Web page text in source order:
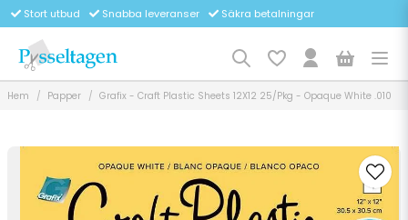
Stort utbud Snabba leveranser Säkra betalningar
Hem Papper Grafix - Craft Plastic Sheets 12X12 25/Pkg - Opaque White .010